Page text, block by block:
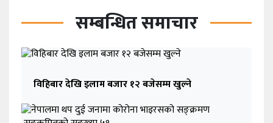
सम्बन्धित समाचार
विहिबार देखि इलाम बजार १२ बजेसम्म खुल्ने